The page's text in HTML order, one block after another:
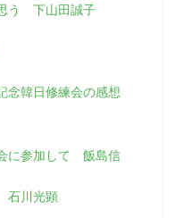
う 下山田誠子
念韓日修練会の感想
に参加して 飯島信
石川光顕